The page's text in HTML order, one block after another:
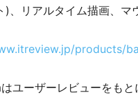
)、リアルタイム描画、マ
products/
ユーザーレビューをも